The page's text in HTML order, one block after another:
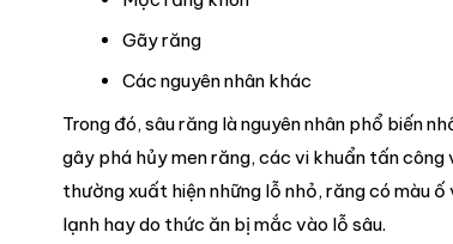
Gãy răng
Các nguyên nhân khác
Trong đó, sâu răng là nguyên nhân phổ biến
gây phá hủy men răng, các vi khuẩn tấn
thường xuất hiện những lỗ nhỏ, răng có màu
lạnh hay do thức ăn bị mắc vào lỗ sâu.